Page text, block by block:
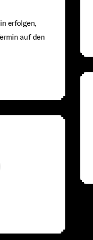
erfolgen,
auf den